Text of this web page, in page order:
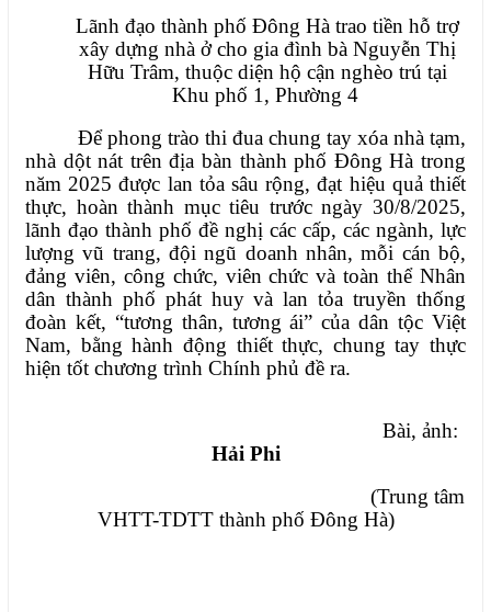
Lãnh đạo thành phố Đông Hà trao tiền hỗ trợ
xây dựng nhà ở cho gia đình bà Nguyễn Thị
Hữu Trâm, thuộc diện hộ cận nghèo trú tại
Khu phố 1, Phường 4
Để phong trào thi đua chung tay xóa nhà tạm,
nhà dột nát trên địa bàn thành phố Đông Hà trong
năm 2025 được lan tỏa sâu rộng, đạt hiệu quả thiết
thực, hoàn thành mục tiêu trước ngày 30/8/2025,
lãnh đạo thành phố đề nghị các cấp, các ngành, lực
lượng vũ trang, đội ngũ doanh nhân, mỗi cán bộ,
đảng viên, công chức, viên chức và toàn thể Nhân
dân thành phố phát huy và lan tỏa truyền thống
đoàn kết, “tương thân, tương ái” của dân tộc Việt
Nam, bằng hành động thiết thực, chung tay thực
hiện tốt chương trình Chính phủ đề ra.
Bài, ảnh:
Hải Phi
(Trung tâm
VHTT-TDTT thành phố Đông Hà)